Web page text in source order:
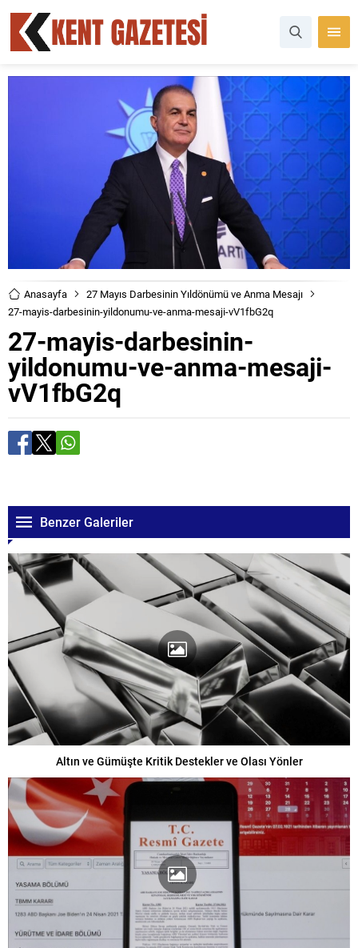
Anasayfa
27 Mayıs Darbesinin Yıldönümü ve Anma Mesajı
27-mayis-darbesinin-yildonumu-ve-anma-mesaji-vV1fbG2q
27-mayis-darbesinin-
yildonumu-ve-anma-mesaji-
vV1fbG2q
Benzer Galeriler
Altın ve Gümüşte Kritik Destekler ve Olası Yönler